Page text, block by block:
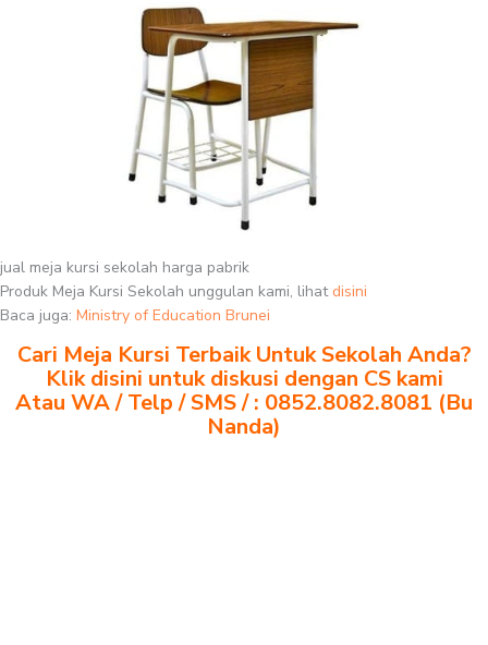
jual meja kursi sekolah harga pabrik
Produk Meja Kursi Sekolah unggulan kami, lihatdisini
Baca juga: Ministry of Education Brunei
Cari Meja Kursi Terbaik Untuk Sekolah Anda?
Klik disini untuk diskusi dengan CS kami
Atau WA / Telp / SMS / : 0852.8082.8081 (Bu
Nanda)